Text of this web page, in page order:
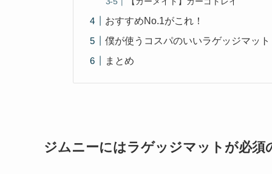
おすすめNo.1がこれ！
僕が使うコスパのいいラゲッジマット
まとめ
ジムニーにはラゲッジマットが必須